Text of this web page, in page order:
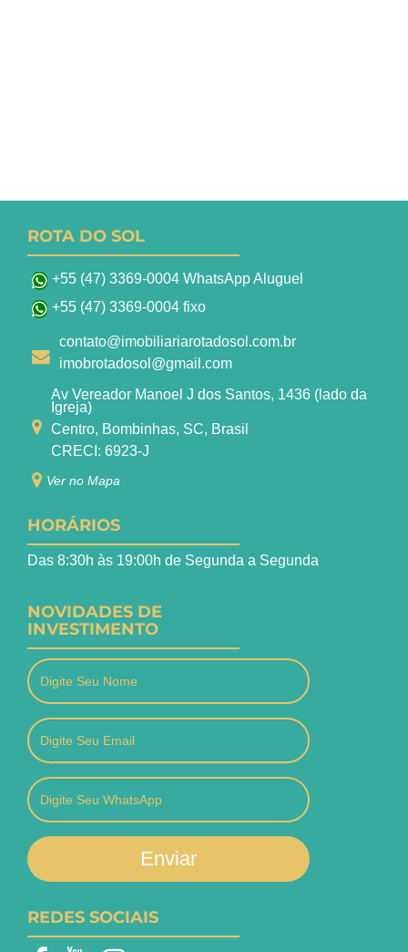
ROTA DO SOL
+55 (47) 3369-0004 WhatsApp Aluguel
+55 (47) 3369-0004 fixo
contato@imobiliariarotadosol.com.br
imobrotadosol@gmail.com
Av Vereador Manoel J dos Santos, 1436 (lado da
Igreja)
Centro, Bombinhas, SC, Brasil
CRECI: 6923-J
Ver no Mapa
HORÁRIOS
Das 8:30h às 19:00h de Segunda a Segunda
NOVIDADES DE
INVESTIMENTO
Enviar
REDES SOCIAIS